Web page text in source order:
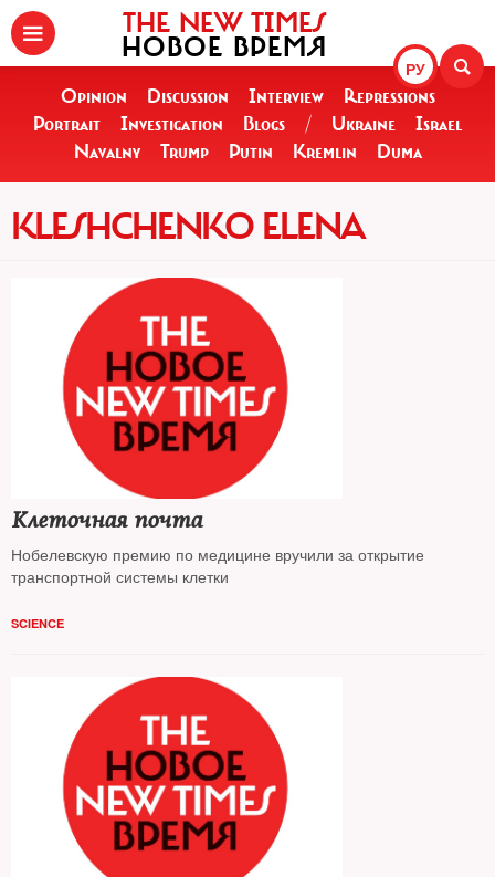
РУ
THE NEW TIMES
НОВОЕ ВРЕМЯ
Opinion Discussion Interview
Repressions
Portrait
Investigation Blogs / Ukraine
Israel
Navalny
Trump Putin Kremlin Duma
KLESHCHENKO ELENA
Клеточная почта
Нобелевскую премию по медицине вручили за открытие
транспортной системы клетки
SCIENCE